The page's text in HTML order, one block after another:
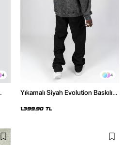
4 4
Yıkamalı Siyah Evolution Baskılı
Hoodie
1.399,90 TL